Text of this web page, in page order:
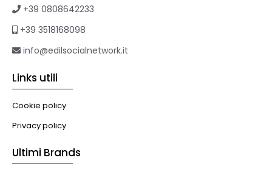
eBook
Formazione professionale
Illuminazione
Murature
+39 0808642233
+39 3518168098
info@edilsocialnetwork.it
Links utili
Cookie policy
Privacy policy
Ultimi Brands